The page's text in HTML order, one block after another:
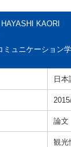
HAYASHI KAORI
ミュニケーション
日本
論文
観光